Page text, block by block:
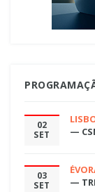
02
SET
—
03
SET
—